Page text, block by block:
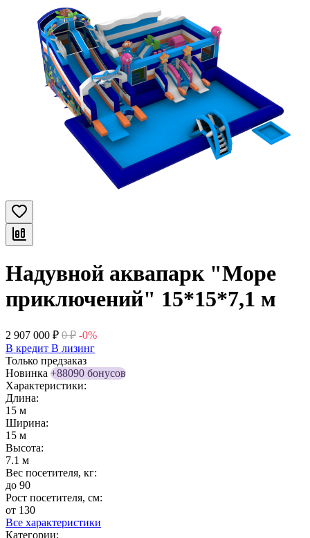
Надувной аквапарк "Море
приключений" 15*15*7,1 м
2 907 000 ₽ 0 ₽ -0%
В кредит В лизинг
Только предзаказ
Новинка +88090 бонусов
Характеристики:
Длина:
15 м
Ширина:
15 м
Высота:
7.1 м
Вес посетителя, кг:
до 90
Рост посетителя, см:
от 130
Все характеристики
Категории: